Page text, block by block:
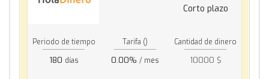
Corto plazo
Periodo de tiempo
180 días
Tarifa ()
0.00% / mes
Cantidad de dinero
10000 $